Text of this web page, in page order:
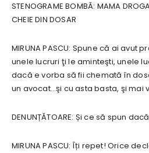
STENOGRAME BOMBĂ: MAMA
CHEIE DIN DOSAR
MIRUNA PASCU: Spune că ai avut
unele lucruri ţi le aminteşti, unele
dacă e vorba să fii chemată în
un avocat…şi cu asta basta, şi mai
DENUNȚĂTOARE: Și ce să spun
MIRUNA PASCU: Îți repet! Orice